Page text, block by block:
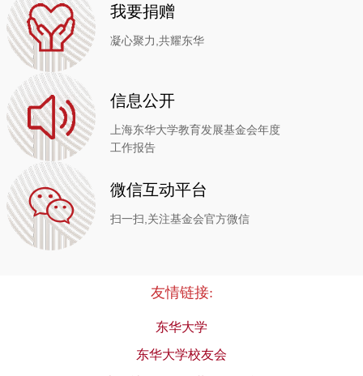
上海新旺科技有限公司
金颖
周学宜
李斌馨
深圳市川崎运动用品有限公司
张胜杰
上海馨荟洲农业科技发展有限公司
我要捐赠
凝心聚力,共耀东华
信息公开
上海东华大学教育发展基金会年度
工作报告
微信互动平台
扫一扫,关注基金会官方微信
友情链接:
东华大学
东华大学校友会